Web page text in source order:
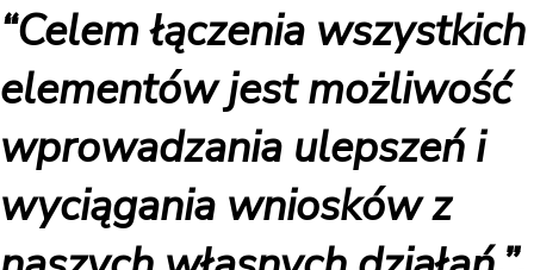
“Celem łączenia wszystkich
elementów jest możliwość
wprowadzania ulepszeń i
wyciągania wniosków z